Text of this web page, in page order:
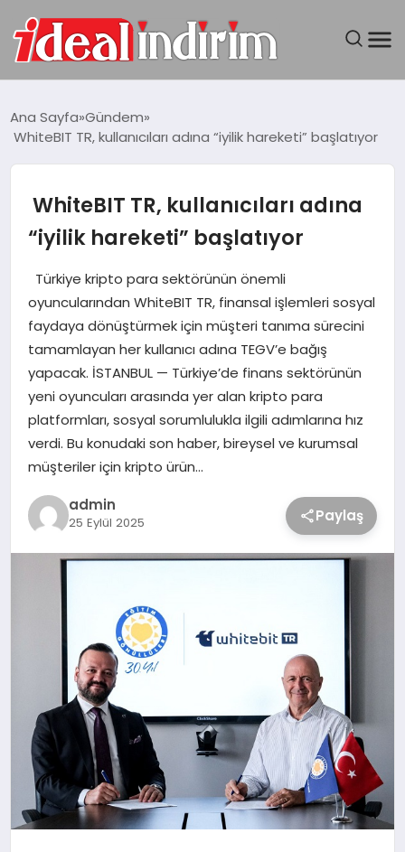
BILGISAYAR
DÜNYA
SEYAHAT
TEKNOLOJI
YAŞAM
Ana Sayfa Gündem
WhiteBIT TR, kullanıcıları adına “iyilik hareketi” başlatıyor
WhiteBIT TR, kullanıcıları adına
“iyilik hareketi” başlatıyor
Türkiye kripto para sektörünün önemli
oyuncularından WhiteBIT TR, finansal işlemleri sosyal
faydaya dönüştürmek için müşteri tanıma sürecini
tamamlayan her kullanıcı adına TEGV’e bağış
yapacak. İSTANBUL — Türkiye’de finans sektörünün
yeni oyuncuları arasında yer alan kripto para
platformları, sosyal sorumlulukla ilgili adımlarına hız
verdi. Bu konudaki son haber, bireysel ve kurumsal
müşteriler için kripto ürün…
admin
25 Eylül 2025 Paylaş